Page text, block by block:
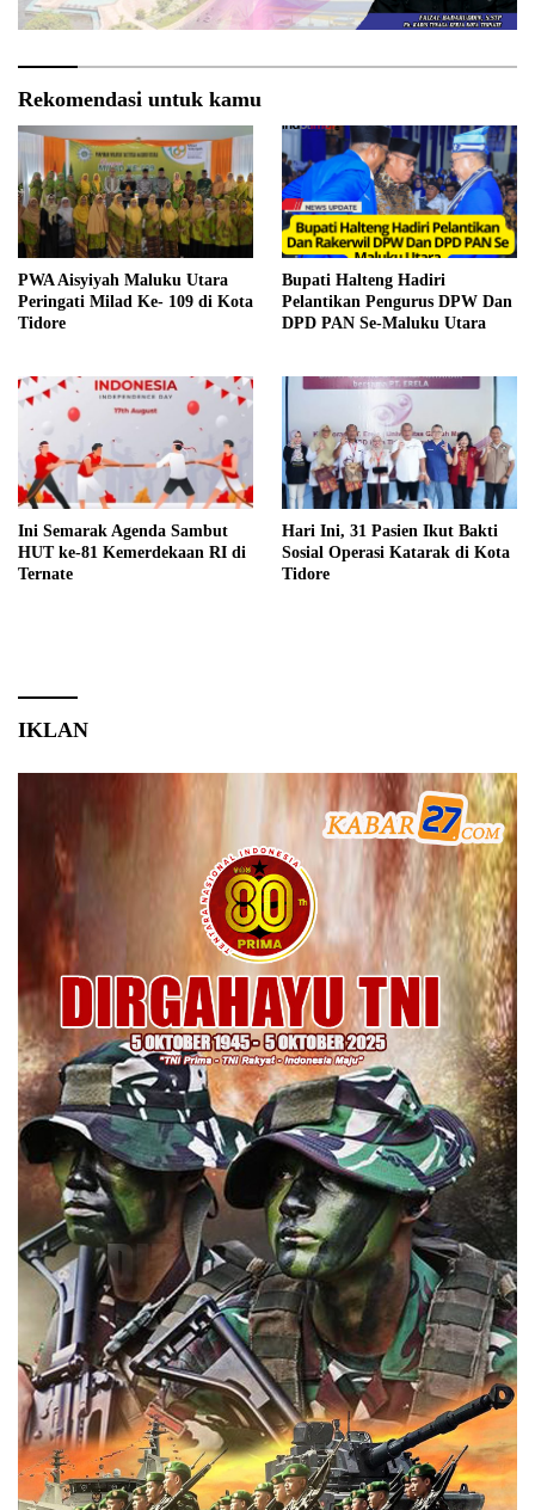
Rekomendasi untuk kamu
PWA Aisyiyah Maluku Utara
Peringati Milad Ke- 109 di Kota
Tidore
Bupati Halteng Hadiri
Pelantikan Pengurus DPW Dan
DPD PAN Se-Maluku Utara
Ini Semarak Agenda Sambut
HUT ke-81 Kemerdekaan RI di
Ternate
Hari Ini, 31 Pasien Ikut Bakti
Sosial Operasi Katarak di Kota
Tidore
IKLAN